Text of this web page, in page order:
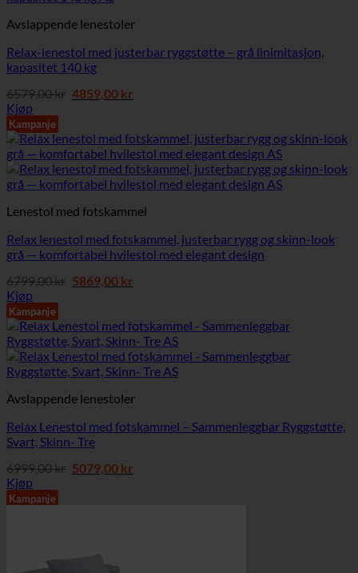
Avslappende lenestoler
Relax-lenestol med justerbar ryggstøtte – grå linimitasjon,
kapasitet 140 kg
6579,00kr Opprinnelig
6579,00 kr.
4859,00 krNåværende
4859,00 kr.
Kjøp
Kampanje
Lenestol med fotskammel
Relax lenestol med fotskammel, justerbar rygg og skinn-look
grå — komfortabel hvilestol med elegant design
6799,00kr Opprinnelig
6799,00 kr.
5869,00 krNåværende
5869,00 kr.
Kjøp
Kampanje
Avslappende lenestoler
Relax Lenestol med fotskammel – Sammenleggbar Ryggstøtte,
Svart, Skinn- Tre
6999,00kr Opprinnelig
5079,00 krNåværende
Kjøp
Kampanje